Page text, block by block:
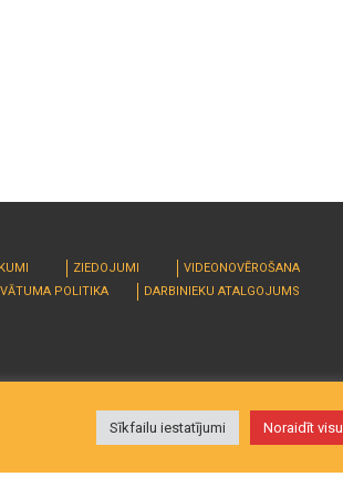
ZIEDOJUMI
VIDEONOVĒROŠANA
POLITIKA
DARBINIEKU ATALGOJUMS
Sīkfailu iestatījumi Noraidīt visu